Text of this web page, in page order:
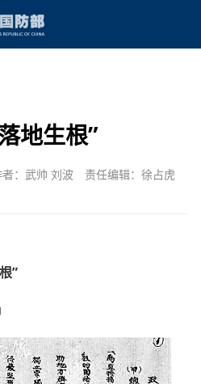
地生根”
：武帅 刘波
责任编辑：徐占虎
”